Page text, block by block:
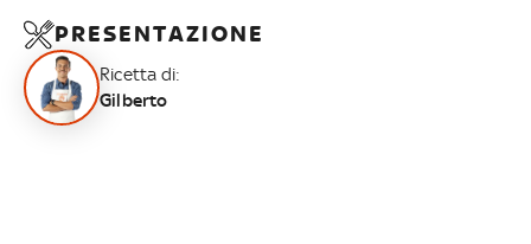
PRESENTAZIONE
Ricetta di:
Gilberto